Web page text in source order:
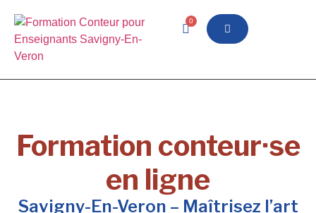
0
Formation conteur·se
en ligne
Savigny-En-Veron – Maîtrisez l’art